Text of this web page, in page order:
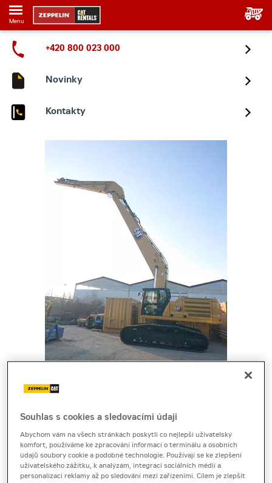
Menu
+420 800 023 000
Novinky
Kontakty
16 450 Kč bez DPH
19 904 Kč s DPH
23 a více dnů
Souhlas s cookies a sledovacími údaji
Abychom vám na všech stránkách poskytli co nejlepší uživatelský
komfort, používáme ke zpracování informací o terminálu a osobních
údajů soubory cookie a podobné technologie. Používají se ke zlepšení
uživatelského zážitku, k analýzám, integraci sociálních médií a
personalizaci reklamy až po sledování mezi zařízeními. Cílem je zlepšit